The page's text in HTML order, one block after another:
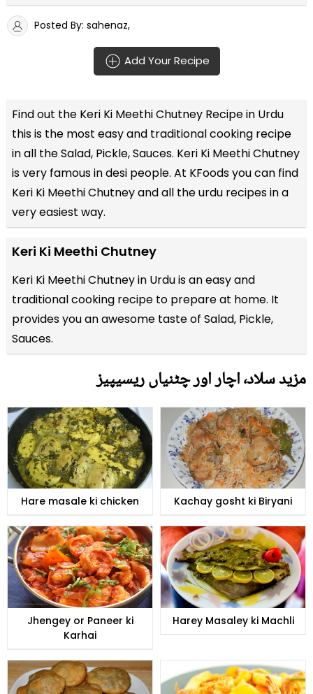
Posted By: sahenaz,
Add Your Recipe
Find out the Keri Ki Meethi Chutney Recipe in Urdu
this is the most easy and traditional cooking recipe
in all theSalad, Pickle, Sauces. Keri Ki Meethi Chutney
is very famous in desi people. At KFoods you can find
Keri Ki Meethi Chutney and all theurdu recipesin a
very easiest way.
Keri Ki Meethi Chutney
Keri Ki Meethi Chutney in Urdu is an easy and
traditional cooking recipe to prepare at home. It
provides you an awesome taste of Salad, Pickle,
Sauces.
مزید سلاد٬ اچار اور چٹنیاں ریسیپیز
Hare masale ki chicken Kachay gosht ki Biryani
Jhengey or Paneer ki
Karhai
Harey Masaley ki Machli